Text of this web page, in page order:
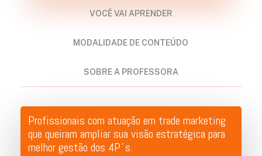
VOCÊ VAI APRENDER
MODALIDADE DE CONTEÚDO
SOBRE A PROFESSORA
Profissionais com atuação em trade marketing
que queiram ampliar sua visão estratégica para
melhor gestão dos 4P´s.